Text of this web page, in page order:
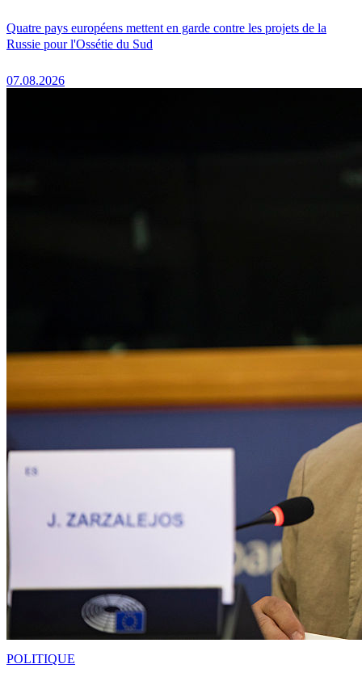
Quatre pays européens mettent en garde contre les projets de la
Russie pour l'Ossétie du Sud
07.08.2026
POLITIQUE